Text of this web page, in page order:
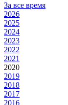
За все время
2026
2025
2024
2023
2022
2021
2020
2019
2018
2017
2016